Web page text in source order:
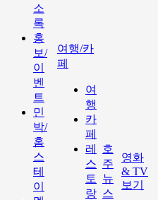
소
록
홍
보/
이
벤
트
민
박/
홈
스
테
이
여행/카
페
여
행
카
페
레
스
토
랑
호
주
뉴
스
영화
& TV
보기